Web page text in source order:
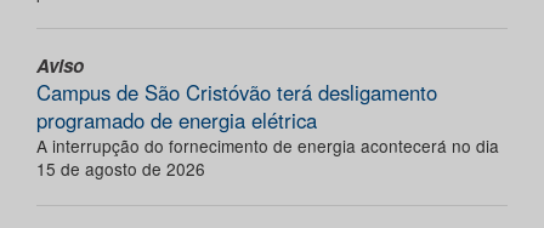
Aviso
Campus de São Cristóvão terá desligamento
programado de energia elétrica
A interrupção do fornecimento de energia acontecerá no dia
15 de agosto de 2026